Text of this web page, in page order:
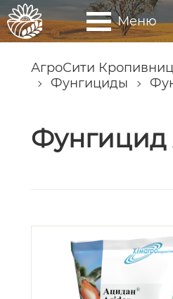
Меню
АгроСити
Фунгициды